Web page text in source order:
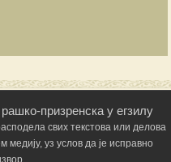
призренска у егзилу
свих текстова или делова
медију, уз услов да је исправно